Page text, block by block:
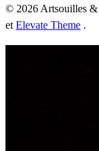
© 2026 Artsouilles &
et Elevate Theme .